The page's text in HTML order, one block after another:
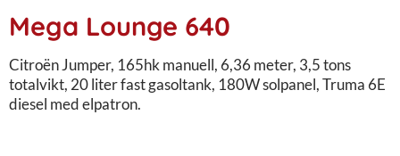
Mega Lounge 640
Citroën Jumper, 165hk manuell, 6,36 meter, 3,5 tons
totalvikt, 20 liter fast gasoltank, 180W solpanel, Truma 6E
diesel med elpatron.